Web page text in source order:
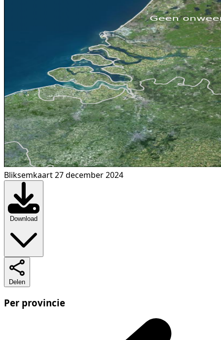
Bliksemkaart 27 december 2024
Download
Delen
Per provincie